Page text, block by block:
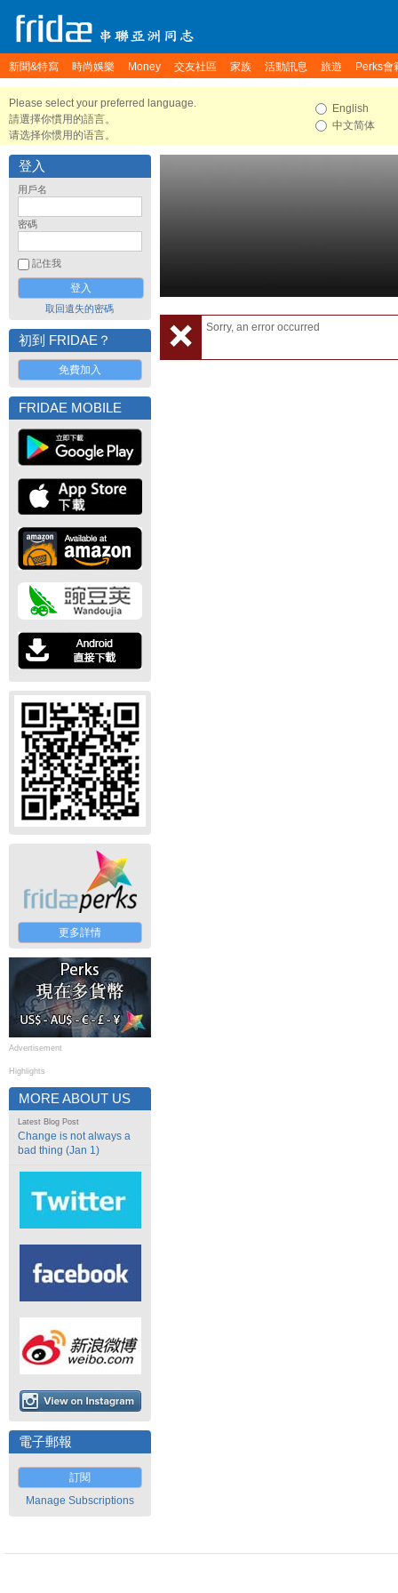
新聞&特寫 時尚娛樂 Money 交友社區 家族 活動訊息 旅遊 Perks會
Please select your preferred language.
請選擇你慣用的語言。
请选择你惯用的语言。
English
中文简体
登入
用戶名
密碼
記住我
取回遺失的密碼
初到 FRIDAE？
免費加入
FRIDAE MOBILE
更多詳情
Advertisement
Highlights
MORE ABOUT US
Latest Blog Post
Change is not always a
bad thing (Jan 1)
電子郵報
訂閱
Manage Subscriptions
Sorry, an error occurred